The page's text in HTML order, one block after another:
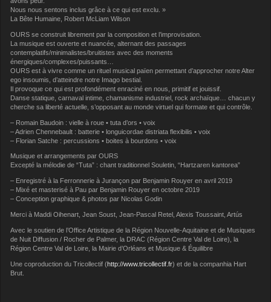
Nous nous sentons inclus grâce à ce qui est exclu. »
La Bête Humaine, Robert McLiam Wilson
OURS se construit librement par la composition et l’improvisation.
La musique est ouverte et nuancée, alternant des passages
contemplatifs/minimalistes/bruitistes avec des moments
énergiques/complexes/puissants…
OURS est à vivre comme un rituel musical païen permettant d’approcher notre Alter
ego insoumis, d’atteindre notre Imago bestial.
Il provoque ce qui est profondément enraciné en nous, primitif et jouissif.
Danse statique, carnaval intime, chamanisme industriel, rock archaïque… chacun y
cherche sa liberté actuelle, s’opposant au monde virtuel qui formate et qui contrôle.
– Romain Baudoin : vielle à roue • tuta d’ors • voix
– Adrien Chennebault : batterie • longuicordae distriata flexibilis • voix
– Florian Satche : percussions • boites à bourdons • voix
Musique et arrangements par OURS
Excepté la mélodie de “Tuta” : chant traditionnel Souletin, “Hartzaren kantorea”
– Enregistré à la Ferronnerie à Jurançon par Benjamin Rouyer en avril 2019
– Mixé et masterisé à Pau par Benjamin Rouyer en octobre 2019
– Conception graphique & photos par Nicolas Godin
Merci à Maddi Oihenart, Jean Soust, Jean-Pascal Retel, Alexis Toussaint, Artús
Avec le soutien de l’Office Artistique de la Région Nouvelle-Aquitaine et de Musiques
de Nuit Diffusion / Rocher de Palmer, la DRAC (Région Centre Val de Loire), la
Région Centre Val de Loire, la Mairie d’Orléans et Musique & Équilibre
Une coproduction du Tricollectif (http://www.tricollectif.fr) et de la companhia Hart
Brut.